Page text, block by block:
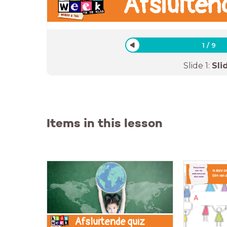
1 / 9
Slide 1:
Items in this lesson
Afsluitende quiz
Is deze
Eén van
Test je kennis
over het
onderwerp van
deze week!
A